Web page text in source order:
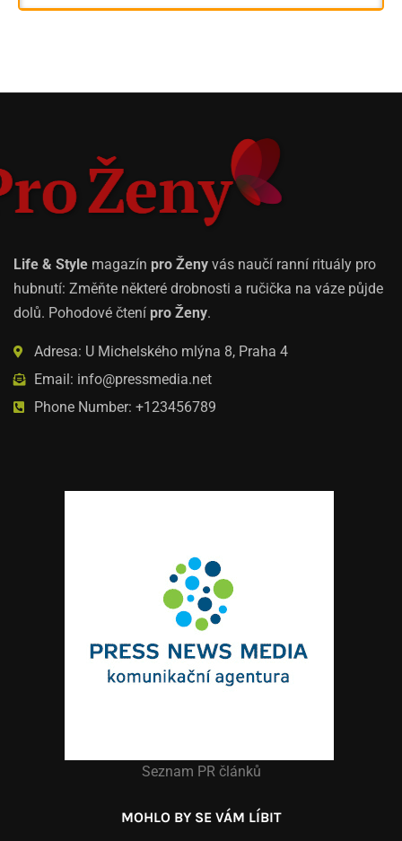
Life & Style magazín pro Ženy vás naučí ranní rituály pro
hubnutí: Změňte některé drobnosti a ručička na váze půjde
dolů. Pohodové čtení pro Ženy.
Adresa: U Michelského mlýna 8, Praha 4
Email: info@pressmedia.net
Phone Number: +123456789
Seznam PR článků
MOHLO BY SE VÁM LÍBIT